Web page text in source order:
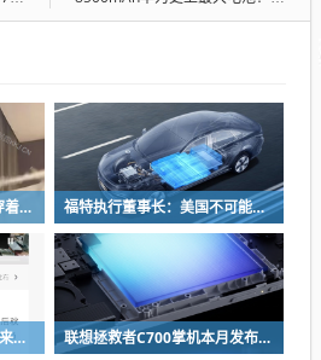
女子称名创优品内裤“穿着穿着掉了”让其颜面尽失 品牌方客服回应：已启动紧急调查 福特执行董事长：美国不可能永远把中国车企挡在门外 进来也有信心击败
张雪峰女儿张姩菡请峰学蔚来员工喝立秋奶茶 往年都是张雪峰买单 联想拯救者C700掌机本月发布：掌中玩3A 畅玩9小时不插电